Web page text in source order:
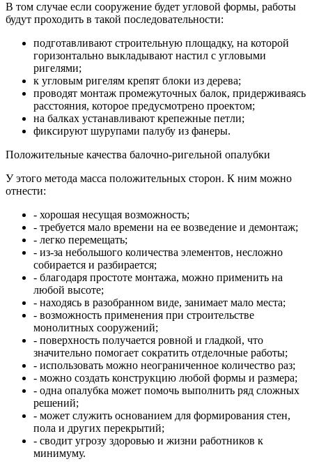
В том случае если сооружение будет угловой формы, работы
будут проходить в такой последовательности:
подготавливают строительную площадку, на которой
горизонтально выкладывают настил с угловыми
ригелями;
к угловым ригелям крепят блоки из дерева;
проводят монтаж промежуточных балок, придерживаясь
расстояния, которое предусмотрено проектом;
на балках устанавливают крепежные петли;
фиксируют шурупами палубу из фанеры.
Положительные качества балочно-ригельной опалубки
У этого метода масса положительных сторон. К ним можно
отнести:
- хорошая несущая возможность;
- требуется мало времени на ее возведение и демонтаж;
- легко перемещать;
- из-за небольшого количества элементов, несложно
собирается и разбирается;
- благодаря простоте монтажа, можно применить на
любой высоте;
- находясь в разобранном виде, занимает мало места;
- возможность применения при строительстве
монолитных сооружений;
- поверхность получается ровной и гладкой, что
значительно помогает сократить отделочные работы;
- использовать можно неограниченное количество раз;
- можно создать конструкцию любой формы и размера;
- одна опалубка может помочь выполнить ряд сложных
решений;
- может служить основанием для формирования стен,
пола и других перекрытий;
- сводит угрозу здоровью и жизни работников к
минимуму.